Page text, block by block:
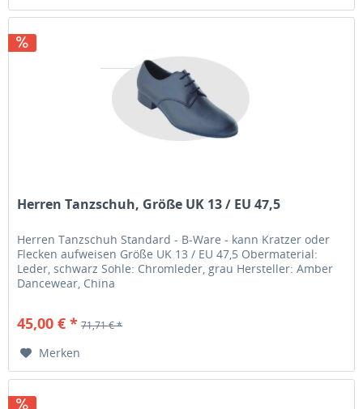
Herren Tanzschuh, Größe UK 13 / EU 47,5
Herren Tanzschuh Standard - B-Ware - kann Kratzer oder
Flecken aufweisen Größe UK 13 / EU 47,5 Obermaterial:
Leder, schwarz Sohle: Chromleder, grau Hersteller: Amber
Dancewear, China
45,00 € * 71,71 € *
Merken